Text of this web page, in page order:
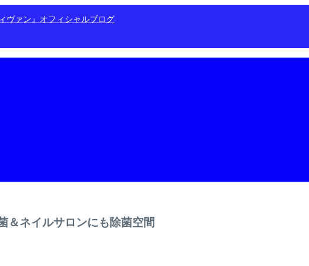
ヴァン』オフィシャルブログ
＆ネイルサロンにも除菌空間